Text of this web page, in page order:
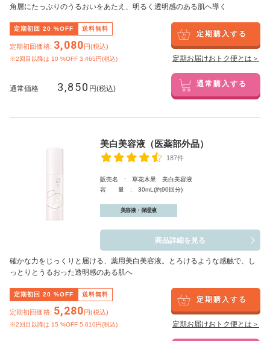
角層にたっぷりのうるおいをあたえ、明るく透明感のある肌へ導く
定期初回 20 %OFF 送料無料
定期初回価格: 3,080円(税込)
※2回目以降は 10 %OFF 3,465円(税込)
定期購入する
定期お届けおトク便とは＞
通常価格 3,850 円(税込) 通常購入する
美白美容液（医薬部外品）
187件
販売名 : 草花木果 美白美容液
容 量 : 30mL(約90回分)
美容液・保湿液
商品詳細を見る
確かな力をじっくりと届ける、薬用美白美容液。とろけるような感触で、し
っとりとうるおった透明感のある肌へ
定期初回 20 %OFF 送料無料
定期初回価格: 5,280円(税込)
※2回目以降は 15 %OFF 5,610円(税込)
定期購入する
定期お届けおトク便とは＞